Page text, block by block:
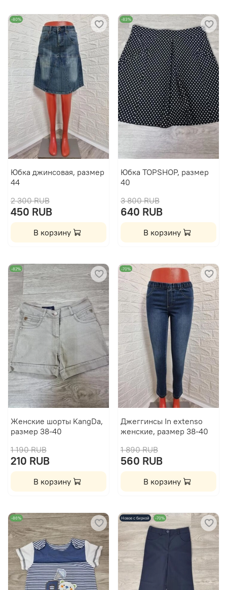
-80%
Юбка джинсовая, размер
44
2 300 RUB
450 RUB
В корзину
-83%
Юбка TOPSHOP, размер
40
3 800 RUB
640 RUB
В корзину
-82%
Женские шорты KangDa,
размер 38-40
1 190 RUB
210 RUB
В корзину
-70%
Джеггинсы In extenso
женские, размер 38-40
1 890 RUB
560 RUB
В корзину
-86% Новое с биркой -70%